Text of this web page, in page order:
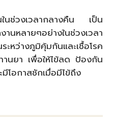
ในช่วงเวลากลางคืน เป็น
นหลายๆอย่างในช่วงเวลา
หว่างภูมิคุ้มกันและเชื้อโรค
านยา เพื่อให้ไข้ลด ป้องกัน
มีโอกาสชักเมื่อมีไข้ถึง